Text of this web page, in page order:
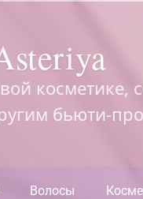
косметике,
бьюти-
Волосы